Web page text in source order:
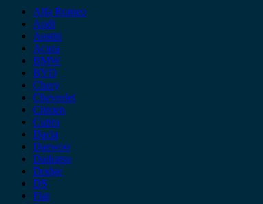
Alfa Romeo
Audi
Austin
Acura
BMW
BYD
Chery
Chevrolet
Citroen
Cupra
Dacia
Daewoo
Daihatsu
Dodge
DS
Fiat